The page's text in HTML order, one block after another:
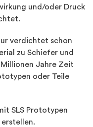
und/oder Druck
verdichtet schon
zu Schiefer und
Jahre Zeit
oder Teile
SLS Prototypen